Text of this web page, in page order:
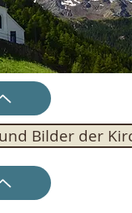
Bilder der